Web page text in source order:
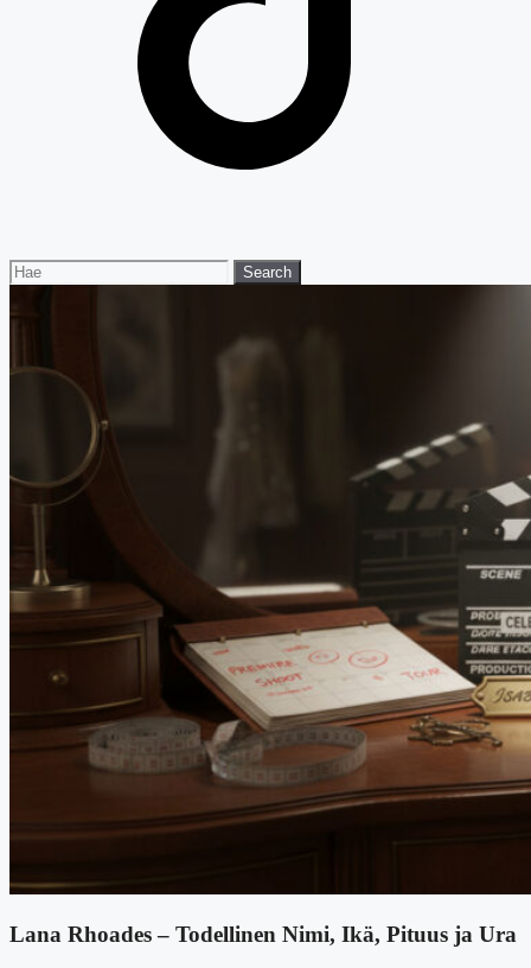
Search
for:
Search
Lana Rhoades – Todellinen Nimi, Ikä, Pituus ja Ura